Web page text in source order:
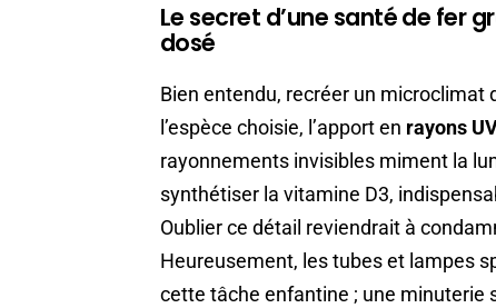
Le secret d’une santé de fer
dosé
Bien entendu, recréer un
l’espèce choisie, l’apport en rayons
rayonnements invisibles miment la
synthétiser la vitamine D3,
Oublier ce détail reviendrait à
Heureusement, les tubes et lampes
cette tâche enfantine ; une minuterie